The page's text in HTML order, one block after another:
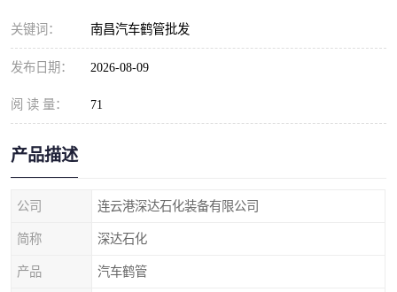
关键词： 南昌汽车鹤管批发
发布日期： 2026-08-09
阅 读 量： 71
产品描述
公司 连云港深达石化装备有限公司
简称 深达石化
产品 汽车鹤管